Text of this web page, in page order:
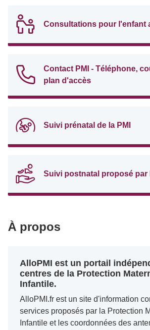
Consultations pour l'enfant
Contact PMI - Téléphone,
plan d'accès
Suivi prénatal de la PMI
Suivi postnatal proposé par
À propos
AlloPMI est un portail
centres de la Protection
Infantile.
AlloPMI.fr est un site d'information
services proposés par la Protection
Infantile et les coordonnées des